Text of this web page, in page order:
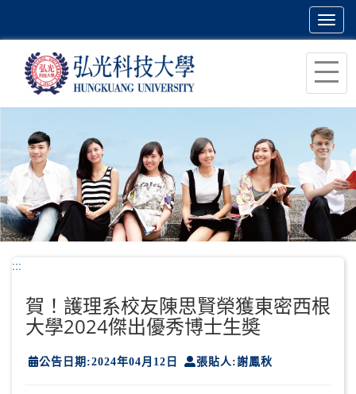
主
容
區
塊
:::
賀！護理系校友陳思賢榮獲東密西根
大學2024傑出優秀博士生奬
公告日期:2024年04月12日 張貼人:謝鳳秋